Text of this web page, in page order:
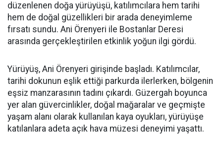
düzenlenen doğa yürüyüşü, katılımcılara hem tarihi
hem de doğal güzellikleri bir arada deneyimleme
fırsatı sundu. Ani Örenyeri ile Bostanlar Deresi
arasında gerçekleştirilen etkinlik yoğun ilgi gördü.
Yürüyüş, Ani Örenyeri girişinde başladı. Katılımcılar,
tarihi dokunun eşlik ettiği parkurda ilerlerken, bölgenin
eşsiz manzarasının tadını çıkardı. Güzergah boyunca
yer alan güvercinlikler, doğal mağaralar ve geçmişte
yaşam alanı olarak kullanılan kaya oyukları, yürüyüşe
katılanlara adeta açık hava müzesi deneyimi yaşattı.